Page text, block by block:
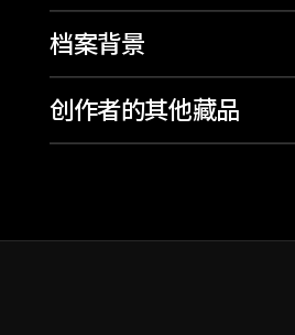
档案背景
创作者的其他藏品